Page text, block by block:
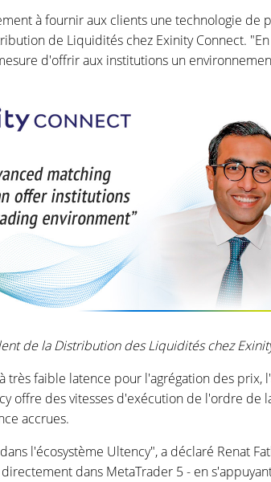
à fournir aux clients une technologie de
de Liquidités chez Exinity Connect.
d'offrir aux institutions un
de la Distribution des Liquidités chez
très faible latence pour l'agrégation des prix,
offre des vitesses d'exécution de l'ordre de
accrues.
l'écosystème Ultency", a déclaré Renat
dans MetaTrader 5 - en